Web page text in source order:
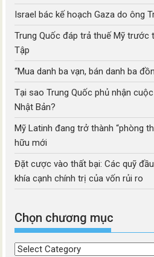
Israel bác kế hoạch Gaza do ông
Trung Quốc đáp trả thuế Mỹ trước
Tập
“Mua danh ba vạn, bán danh ba
Tại sao Trung Quốc phủ nhận
Nhật Bản?
Mỹ Latinh đang trở thành “phòng
hữu mới
Đặt cược vào thất bại: Các quỹ
khía cạnh chính trị của vốn rủi ro
Chọn chương mục
Chọn